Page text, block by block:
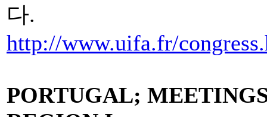
다.
http://www.uifa.fr/
PORTUGAL;